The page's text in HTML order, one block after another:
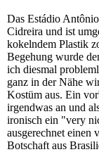
Das Estádio
Cidreira und ist
kokelndem Plastik
Begehung wurde
ich diesmal
ganz in der Nähe
Kostüm aus. Ein
irgendwas an und
ironisch ein "very
ausgerechnet einen
Botschaft aus